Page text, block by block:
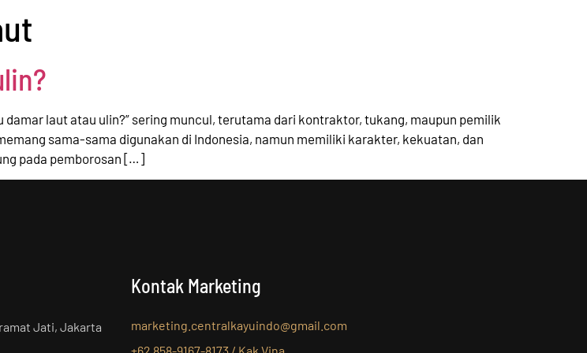
laut atau ulin?” sering muncul, terutama dari kontraktor, tukang, maupun pemilik
sama-sama digunakan di Indonesia, namun memiliki karakter, kekuatan, dan
pada pemborosan […]
Jati, Jakarta
Kontak Marketing
marketing.centralkayuindo@gmail.com